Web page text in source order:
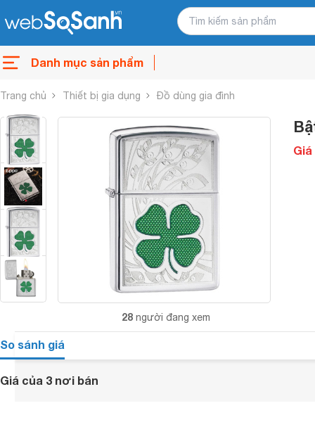
Danh mục sản phẩm
Trang chủ Thiết bị gia dụng Đồ dùng gia đình
28 người đang xem
So sánh giá
Giá của 3 nơi bán